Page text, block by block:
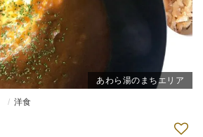
あわら湯のまちエリア
洋食